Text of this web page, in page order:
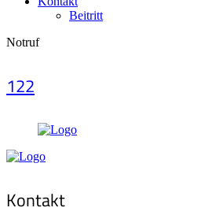
Beitritt
Notruf
122
Kontakt